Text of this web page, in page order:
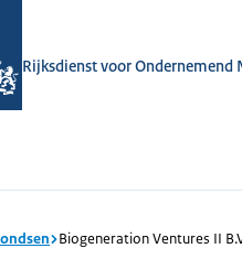
Rijksdienst voor Ondernemend
Biogeneration Ventures II